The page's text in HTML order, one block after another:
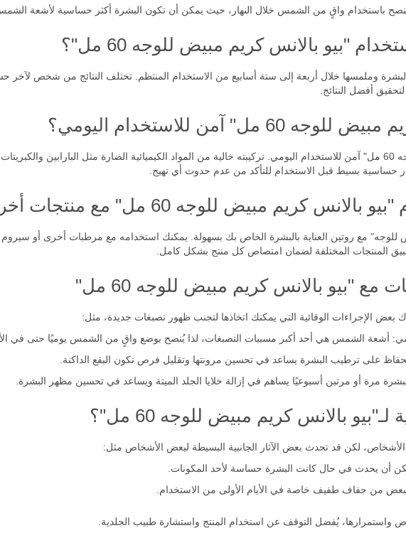
باستخدام واقٍ من الشمس خلال النهار، حيث يمكن أن تكون البشرة أكثر حساسية لأشعة الشمس
"بيو بالانس كريم مبيض للوجه 60 مل"؟
وملمسها خلال أربعة إلى ستة أسابيع من الاستخدام المنتظم. تختلف النتائج من شخص لآخر
أفضل النتائج.
مل" آمن للاستخدام اليومي؟
نعم، "بيو بالانس كريم مبيض للوجه 60 مل" آمن للاستخدام اليومي. تركيبته خالية من المواد الكيميائية الضارة مثل
حساسية بسيط قبل الاستخدام للتأكد من عدم حدوث أي تهيج.
كريم مبيض للوجه 60 مل" مع منتجات أخرى؟
للوجه" مع روتين العناية بالبشرة الخاص بك بسهولة. يمكنك استخدامه مع مرطبات أخرى أو
تطبيق المنتجات المختلفة لضمان امتصاص كل منتج بشكل كامل.
مع "بيو بالانس كريم مبيض للوجه 60 مل"
بعض الإجراءات الوقائية التي يمكنك اتخاذها لتجنب ظهور تصبغات جديدة، مثل:
أشعة الشمس هي أحد أكبر مسببات التصبغات، لذا يُنصح بوضع واقٍ من الشمس يوميًا حتى في
على ترطيب البشرة يساعد في تحسين مرونتها وتقليل فرص تكون البقع الداكنة.
مرة أو مرتين أسبوعيًا يساهم في إزالة خلايا الجلد الميتة ويساعد في تحسين مظهر البشرة.
بالانس كريم مبيض للوجه 60 مل"؟
الأشخاص، لكن قد تحدث بعض الآثار الجانبية البسيطة لبعض الأشخاص مثل:
أن يحدث في حال كانت البشرة حساسة لأحد المكونات.
من جفاف طفيف خاصة في الأيام الأولى من الاستخدام.
يُفضل التوقف عن استخدام المنتج واستشارة طبيب الجلدية.